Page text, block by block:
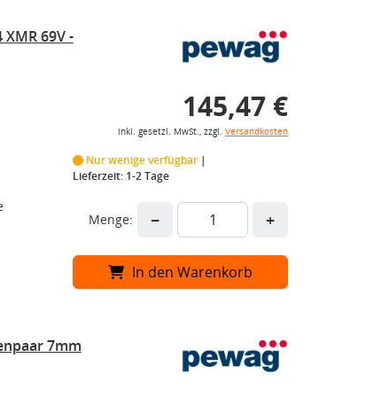
69V -
145,47 €
inkl. gesetzl. MwSt., zzgl. Versandkosten
Nur wenige verfügbar
Lieferzeit: 1-2 Tage
Menge: − +
In den Warenkorb
7mm